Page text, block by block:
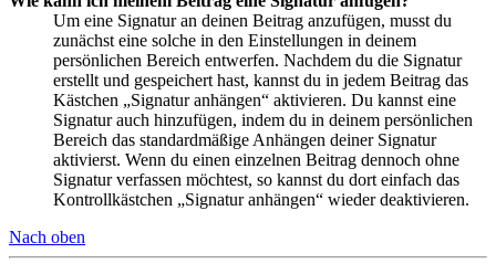
Um eine Signatur an deinen Beitrag anzufügen, musst du
zunächst eine solche in den Einstellungen in deinem
persönlichen Bereich entwerfen. Nachdem du die Signatur
erstellt und gespeichert hast, kannst du in jedem Beitrag das
Kästchen „Signatur anhängen“ aktivieren. Du kannst eine
Signatur auch hinzufügen, indem du in deinem persönlichen
Bereich das standardmäßige Anhängen deiner Signatur
aktivierst. Wenn du einen einzelnen Beitrag dennoch ohne
Signatur verfassen möchtest, so kannst du dort einfach das
Kontrollkästchen „Signatur anhängen“ wieder deaktivieren.
Nach oben